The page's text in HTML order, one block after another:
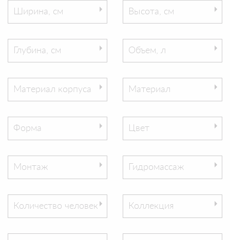
Ширина, см Высота, см
Глубина, см Объем, л
Материал корпуса Материал
Форма Цвет
Монтаж Гидромассаж
Количество человек Коллекция